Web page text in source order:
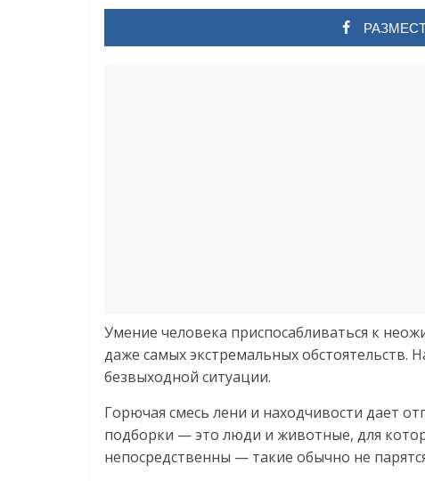
Умение человека приспосабливаться к
даже самых экстремальных обстоятельств.
безвыходной ситуации.
Горючая смесь лени и находчивости дает
подборки — это люди и животные, для
непосредственны — такие обычно не